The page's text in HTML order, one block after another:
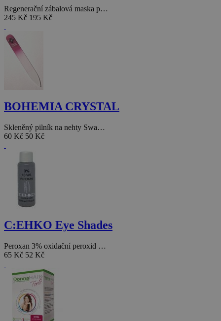
Regenerační zábalová maska p…
245 Kč 195 Kč
BOHEMIA CRYSTAL
Skleněný pilník na nehty Swa…
60 Kč 50 Kč
C:EHKO Eye Shades
Peroxan 3% oxidační peroxid …
65 Kč 52 Kč